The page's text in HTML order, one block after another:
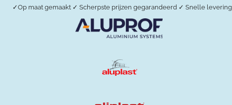
b
k
s
p
a
a
m
✓Op maat gemaakt ✓ Scherpste prijzen gegarandeerd ✓ Snelle levering